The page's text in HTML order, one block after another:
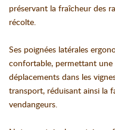
préservant la fraîcheur des
récolte.
Ses poignées latérales
confortable, permettant une
déplacements dans les
transport, réduisant ainsi la
vendangeurs.